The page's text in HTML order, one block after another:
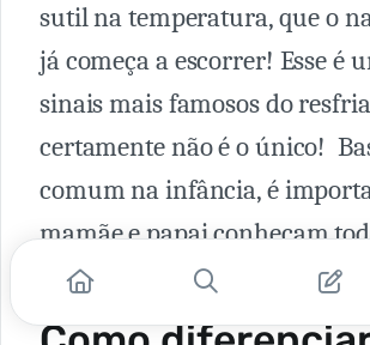
sutil na temperatura, que o
já começa a escorrer! Esse é
sinais mais famosos do
certamente não é o único!
comum na infância, é
mamãe e papai conheçam
características desta infecção.